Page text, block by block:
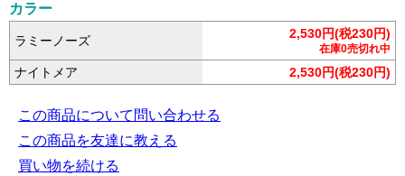
カラー
ラミーノーズ 2,530円(税230円)
在庫0売切れ中
ナイトメア 2,530円(税230円)
この商品について問い合わせる
この商品を友達に教える
買い物を続ける